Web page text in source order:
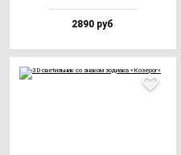
2890 руб